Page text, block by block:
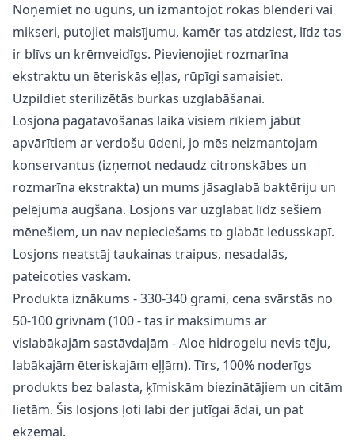
Noņemiet no uguns, un izmantojot rokas blenderi vai
mikseri, putojiet maisījumu, kamēr tas atdziest, līdz tas
ir blīvs un krēmveidīgs. Pievienojiet rozmarīna
ekstraktu un ēteriskās eļļas, rūpīgi samaisiet.
Uzpildiet sterilizētās burkas uzglabāšanai.
Losjona pagatavošanas laikā visiem rīkiem jābūt
apvārītiem ar verdošu ūdeni, jo mēs neizmantojam
konservantus (izņemot nedaudz citronskābes un
rozmarīna ekstrakta) un mums jāsaglabā baktēriju un
pelējuma augšana. Losjons var uzglabāt līdz sešiem
mēnešiem, un nav nepieciešams to glabāt ledusskapī.
Losjons neatstāj taukainas traipus, nesadalās,
pateicoties vaskam.
Produkta iznākums - 330-340 grami, cena svārstās no
50-100 grivnām (100 - tas ir maksimums ar
vislabākajām sastāvdaļām - Aloe hidrogelu nevis tēju,
labākajām ēteriskajām eļļām). Tīrs, 100% noderīgs
produkts bez balasta, ķīmiskām biezinātājiem un citām
lietām. Šis losjons ļoti labi der jutīgai ādai, un pat
ekzemai.